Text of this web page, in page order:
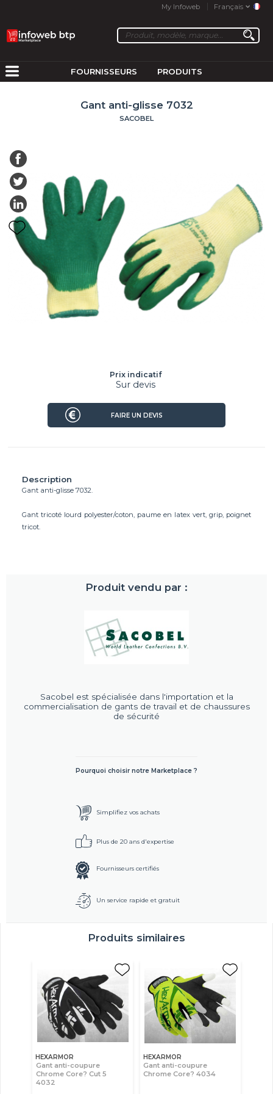
My Infoweb Français
FOURNISSEURS PRODUITS
Gant anti-glisse 7032
SACOBEL
Description
Gant anti-glisse 7032.
Gant tricoté lourd polyester/coton, paume en latex vert, grip, poignet
tricot.
Produit vendu par :
Sacobel est spécialisée dans l'importation et la
commercialisation de gants de travail et de chaussures
de sécurité
Prix indicatif
Sur devis
FAIRE UN DEVIS
Pourquoi choisir notre Marketplace ?
Simplifiez vos achats
Plus de 20 ans d'expertise
Fournisseurs certifiés
Un service rapide et gratuit
Produits similaires
HEXARMOR
Gant anti-coupure
Chrome Core? Cut 5
4032
HEXARMOR
Gant anti-coupure
Chrome Core? 4034